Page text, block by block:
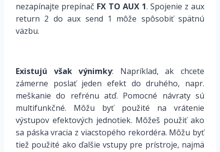
nezapínajte prepínač FX TO AUX 1. Spojenie z aux
return 2 do aux send 1 môže spôsobiť spätnú
väzbu.
Existujú však výnimky: Napríklad, ak chcete
zámerne poslať jeden efekt do druhého, napr.
meškanie do refrénu atď. Pomocné návraty sú
multifunkčné. Môžu byť použité na vrátenie
výstupov efektových jednotiek. Môžeš použiť ako
sa páska vracia z viacstopého rekordéra. Môžu byť
tiež použité ako ďalšie vstupy pre prístroje, najmä